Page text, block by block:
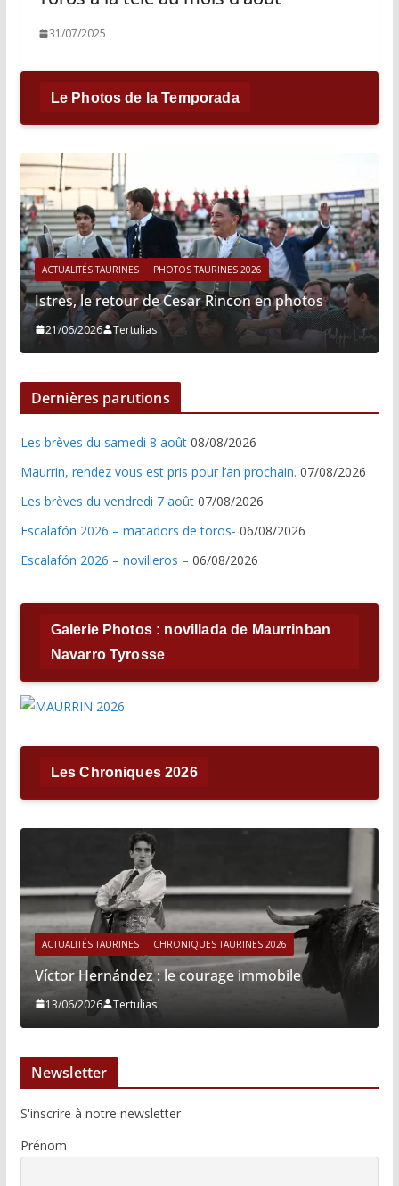
31/07/2025
Le Photos de la Temporada
ACTUALITÉS TAURINES PHOTOS TAURINES 2026
Istres, le retour de Cesar Rincon en photos
21/06/2026 Tertulias
Dernières parutions
Les brèves du samedi 8 août 08/08/2026
Maurrin, rendez vous est pris pour l’an prochain. 07/08/2026
Les brèves du vendredi 7 août 07/08/2026
Escalafón 2026 – matadors de toros- 06/08/2026
Escalafón 2026 – novilleros – 06/08/2026
Galerie Photos : novillada de Maurrinban
Navarro Tyrosse
Les Chroniques 2026
ACTUALITÉS TAURINES CHRONIQUES TAURINES 2026
Víctor Hernández : le courage immobile
13/06/2026 Tertulias
Newsletter
S'inscrire à notre newsletter
Prénom